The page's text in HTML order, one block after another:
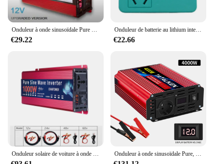
Onduleur à onde sinusoïdale Pure DC 12v/24v à AC 110V/220V, 1000W, 1600W, 2000W, 3000W, convertisseur solaire Portable
€29.22
Onduleur de batterie au lithium intelligent, onduleur pour batterie Makita 21V, AC 220V, DC 5V, 12V, 120W
€22.66
Onduleur solaire de voiture à onde sinusoïdale pure, convertisseur de tension d'alimentation, 12V, 220V, 2000W, 3000W, 4000W, DC 12V, 24V à AC 220V, 110V Onduleur à onde sinusoïdale Pure, prise ue, accessoires auto, convertisseur de tension 12V/24V DC à 220V AC, adaptateur de charge, affichage LED